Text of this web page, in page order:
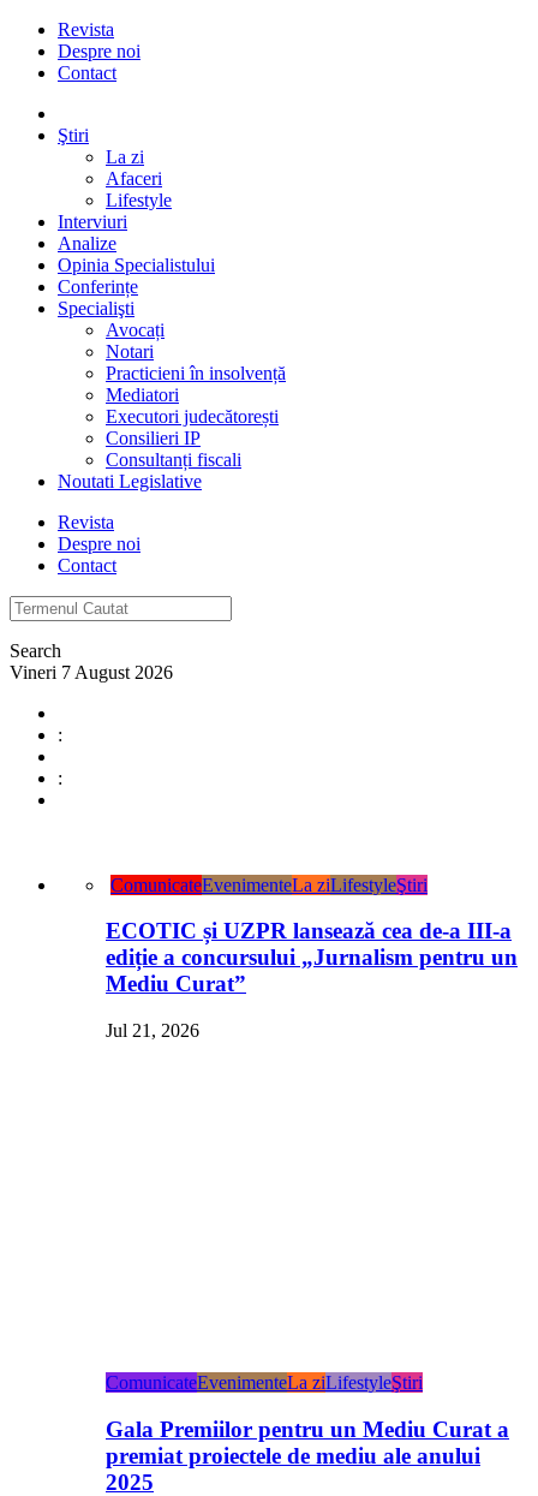
Revista
Despre noi
Contact
Ştiri
La zi
Afaceri
Lifestyle
Interviuri
Analize
Opinia Specialistului
Conferințe
Specialişti
Avocați
Notari
Practicieni în insolvență
Mediatori
Executori judecătorești
Consilieri IP
Consultanți fiscali
Noutati Legislative
Revista
Despre noi
Contact
Search
Vineri 7 August 2026
:
:
ComunicateEvenimenteLa ziLifestyleŞtiri
ECOTIC și UZPR lansează cea de-a III-a
ediție a concursului „Jurnalism pentru un
Mediu Curat”
Jul 21, 2026
ComunicateEvenimenteLa ziLifestyleŞtiri
Gala Premiilor pentru un Mediu Curat a
premiat proiectele de mediu ale anului
2025